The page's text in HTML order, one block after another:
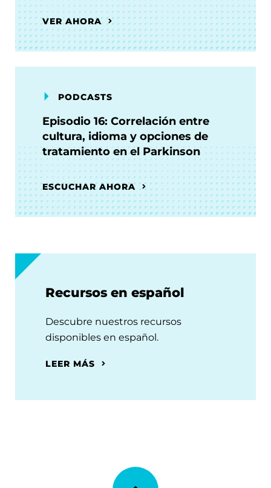
VER AHORA
PODCASTS
Episodio 16: Correlación entre
cultura, idioma y opciones de
tratamiento en el Parkinson
ESCUCHAR AHORA
Recursos en español
Descubre nuestros recursos
disponibles en español.
LEER MÁS